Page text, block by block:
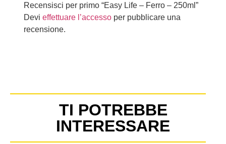
Recensisci per primo “Easy Life – Ferro – 250ml”
Devi effettuare l’accessoper pubblicare una
recensione.
TI POTREBBE
INTERESSARE